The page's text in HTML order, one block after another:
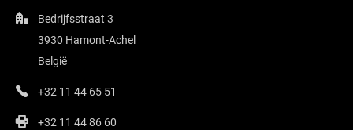
Bedrijfsstraat 3
3930 Hamont-Achel
België
+32 11 44 65 51
+32 11 44 86 60